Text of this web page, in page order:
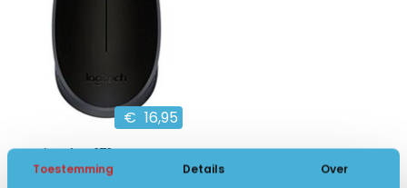
Toestemming Details Over
€ 16,95
Logitech M171
Batterijduur 12 mnd.